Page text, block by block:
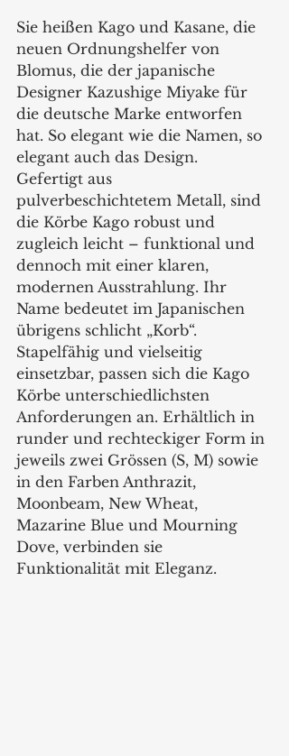
Sie heißen Kago und Kasane, die
neuen Ordnungshelfer von
Blomus, die der japanische
Designer Kazushige Miyake für
die deutsche Marke entworfen
hat. So elegant wie die Namen, so
elegant auch das Design.
Gefertigt aus
pulverbeschichtetem Metall, sind
die Körbe Kago robust und
zugleich leicht – funktional und
dennoch mit einer klaren,
modernen Ausstrahlung. Ihr
Name bedeutet im Japanischen
übrigens schlicht „Korb“.
Stapelfähig und vielseitig
einsetzbar, passen sich die Kago
Körbe unterschiedlichsten
Anforderungen an. Erhältlich in
runder und rechteckiger Form in
jeweils zwei Grössen (S, M) sowie
in den Farben Anthrazit,
Moonbeam, New Wheat,
Mazarine Blue und Mourning
Dove, verbinden sie
Funktionalität mit Eleganz.